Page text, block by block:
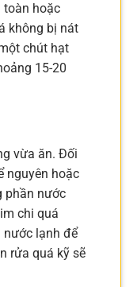
toàn hoặc
không bị nát
chút hạt
15-20
vừa ăn. Đối
nguyên hoặc
phần nước
chi quá
nước lạnh để
rửa quá kỹ sẽ